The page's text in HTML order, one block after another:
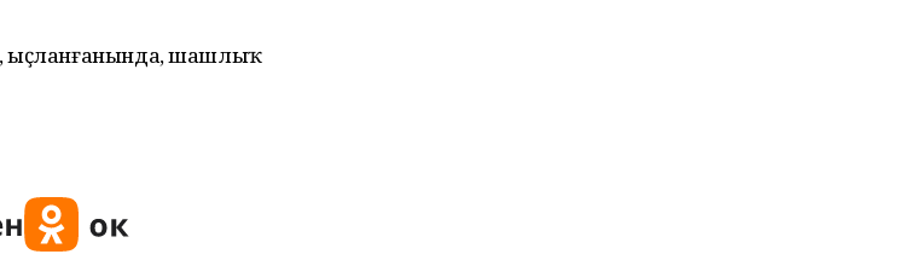
ыҫланғанында, шашлыҡ